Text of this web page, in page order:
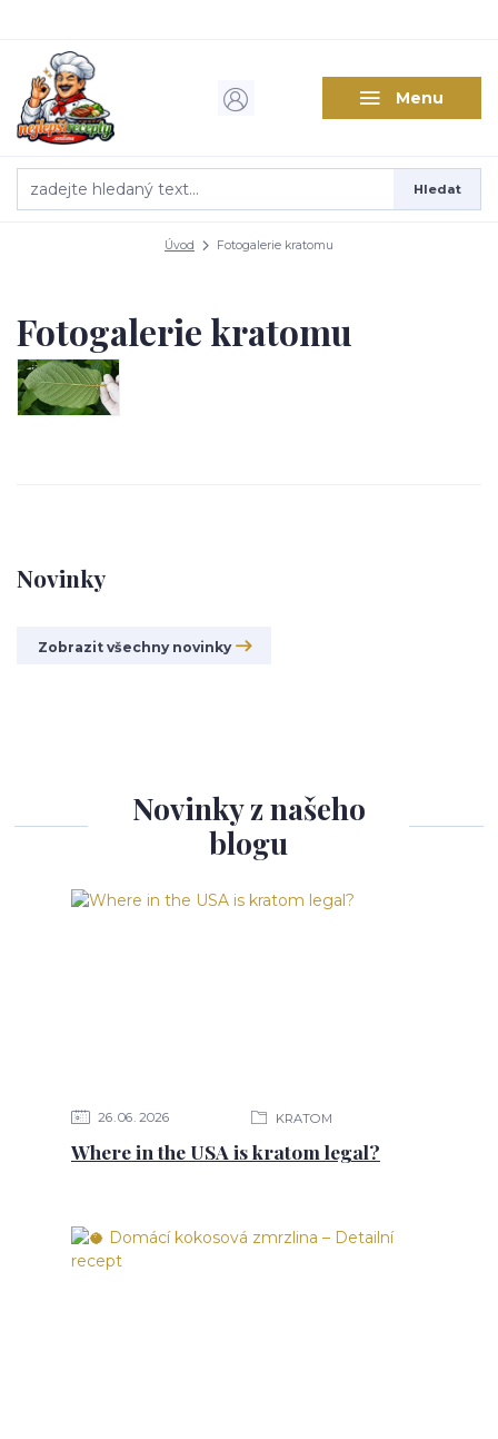
Menu
Hledat
Úvod Fotogalerie kratomu
Novinky
Zobrazit všechny novinky
Fotogalerie kratomu
Novinky z našeho
blogu
26 06 2026 KRATOM
Where in the USA is kratom legal?